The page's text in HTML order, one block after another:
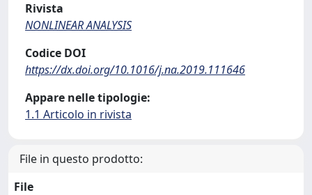
Rivista
NONLINEAR ANALYSIS
Codice DOI
https://dx.doi.org/10.1016/j.na.2019.111646
Appare nelle tipologie:
1.1 Articolo in rivista
File in questo prodotto:
File